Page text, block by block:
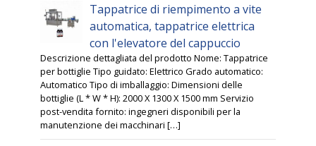
Tappatrice di riempimento a vite
automatica, tappatrice elettrica
con l'elevatore del cappuccio
Descrizione dettagliata del prodotto Nome: Tappatrice
per bottiglie Tipo guidato: Elettrico Grado automatico:
Automatico Tipo di imballaggio: Dimensioni delle
bottiglie (L * W * H): 2000 X 1300 X 1500 mm Servizio
post-vendita fornito: ingegneri disponibili per la
manutenzione dei macchinari […]